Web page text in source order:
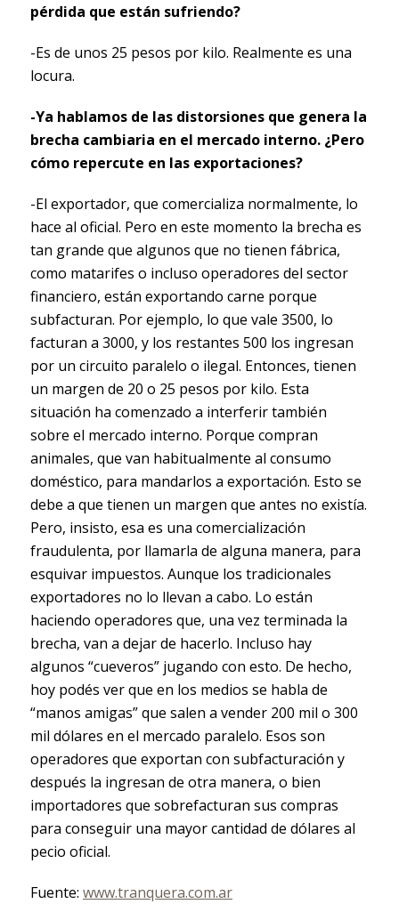
pérdida que están sufriendo?
-Es de unos 25 pesos por kilo. Realmente es una
locura.
-Ya hablamos de las distorsiones que genera la
brecha cambiaria en el mercado interno. ¿Pero
cómo repercute en las exportaciones?
-El exportador, que comercializa normalmente, lo
hace al oficial. Pero en este momento la brecha es
tan grande que algunos que no tienen fábrica,
como matarifes o incluso operadores del sector
financiero, están exportando carne porque
subfacturan. Por ejemplo, lo que vale 3500, lo
facturan a 3000, y los restantes 500 los ingresan
por un circuito paralelo o ilegal. Entonces, tienen
un margen de 20 o 25 pesos por kilo. Esta
situación ha comenzado a interferir también
sobre el mercado interno. Porque compran
animales, que van habitualmente al consumo
doméstico, para mandarlos a exportación. Esto se
debe a que tienen un margen que antes no existía.
Pero, insisto, esa es una comercialización
fraudulenta, por llamarla de alguna manera, para
esquivar impuestos. Aunque los tradicionales
exportadores no lo llevan a cabo. Lo están
haciendo operadores que, una vez terminada la
brecha, van a dejar de hacerlo. Incluso hay
algunos “cueveros” jugando con esto. De hecho,
hoy podés ver que en los medios se habla de
“manos amigas” que salen a vender 200 mil o 300
mil dólares en el mercado paralelo. Esos son
operadores que exportan con subfacturación y
después la ingresan de otra manera, o bien
importadores que sobrefacturan sus compras
para conseguir una mayor cantidad de dólares al
pecio oficial.
Fuente: www.tranquera.com.ar